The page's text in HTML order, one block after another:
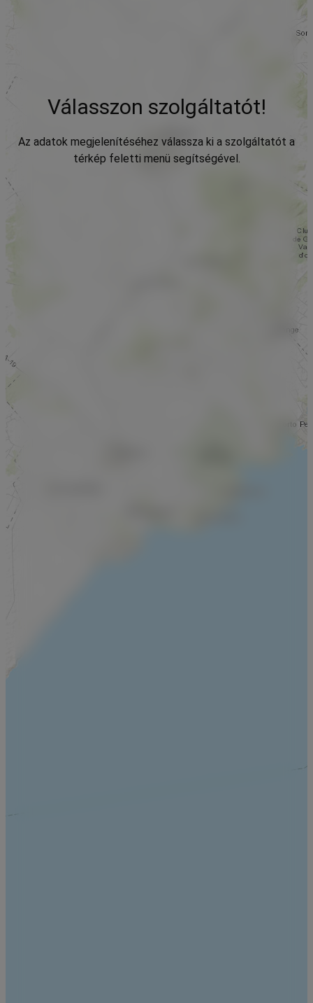
Válasszon szolgáltatót!
Az adatok megjelenítéséhez válassza ki a szolgáltatót a
térkép feletti menü segítségével.